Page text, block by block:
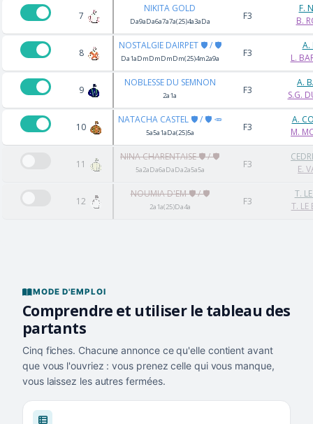
7
NIKITA GOLD
Da9aDa6a7a7a(25)4a3aDa F3
F.
B.
8
NOSTALGIE DAIRPET 🛡️ / 🛡️
Da1aDmDmDmDm(25)4m2a9a F3
A.
L.
9
NOBLESSE DU SEMNON
2a1a F3
A.
S.G.
10
NATACHA CASTEL 🛡️ / 🛡️ 🥕
5a5a1aDa(25)5a F3
A.
M.
11
NINA CHARENTAISE 🛡️ / 🛡️
5a2aDa6aDaDa2a5a5a F3
E.
12
NOUMIA D'EM 🛡️ / 🛡️
2a1a(25)Da4a F3
T.
T. LE
MODE D'EMPLOI
Comprendre et utiliser le tableau des
partants
Cinq fiches. Chacune annonce ce qu'elle contient avant
que vous l'ouvriez : vous prenez celle qui vous manque,
vous laissez les autres fermées.